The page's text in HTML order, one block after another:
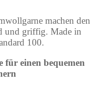
machen den
und griffig. Made in
100.
für einen bequemen